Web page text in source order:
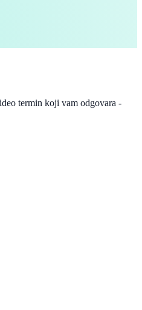
termin koji vam odgovara -